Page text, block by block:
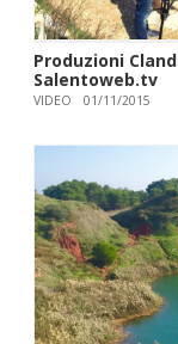
Produzioni
Salentoweb.tv
VIDEO 01/11/2015